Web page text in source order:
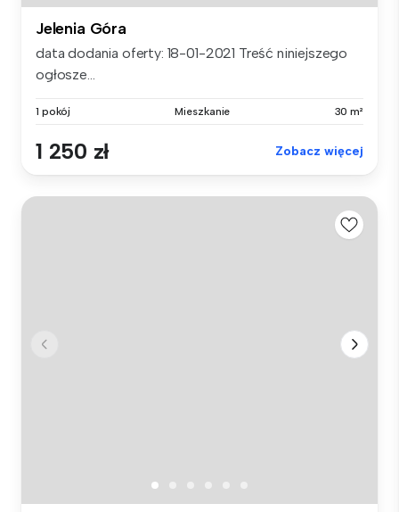
Jelenia Góra
data dodania oferty: 18-01-2021 Treść niniejszego
ogłosze...
1 pokój Mieszkanie 30 m²
1 250 zł Zobacz więcej